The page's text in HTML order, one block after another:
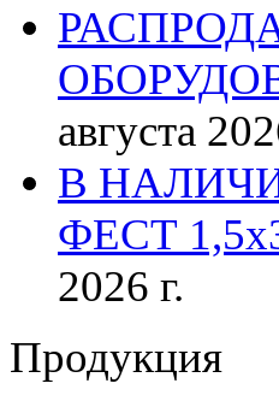
августа
В
ФЕСТ
2026 г.
Продукция